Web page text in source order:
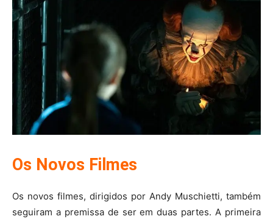
Os Novos Filmes
Os novos filmes, dirigidos por Andy Muschietti, também
seguiram a premissa de ser em duas partes. A primeira